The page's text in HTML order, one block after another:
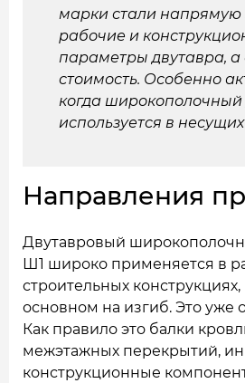
марки стали напрямую
рабочие и
параметры двутавра, а
стоимость. Особенно
когда широкополочный
используется в
Направления
Двутавровый
Ш1 широко применяется в
строительных
основном на изгиб. Это уже
Как правило это балки
межэтажных перекрытий,
конструкционные